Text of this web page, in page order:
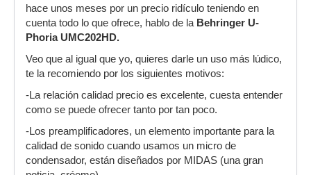
hace unos meses por un precio ridículo teniendo en
cuenta todo lo que ofrece, hablo de la Behringer U-
Phoria UMC202HD.
Veo que al igual que yo, quieres darle un uso más lúdico,
te la recomiendo por los siguientes motivos:
-La relación calidad precio es excelente, cuesta entender
como se puede ofrecer tanto por tan poco.
-Los preamplificadores, un elemento importante para la
calidad de sonido cuando usamos un micro de
condensador, están diseñados por MIDAS (una gran